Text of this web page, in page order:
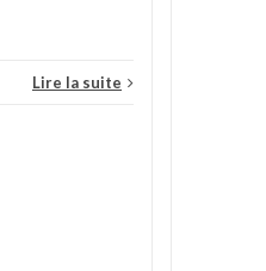
Lire la suite